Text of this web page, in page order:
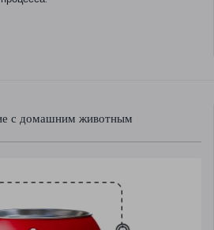
с домашним животным